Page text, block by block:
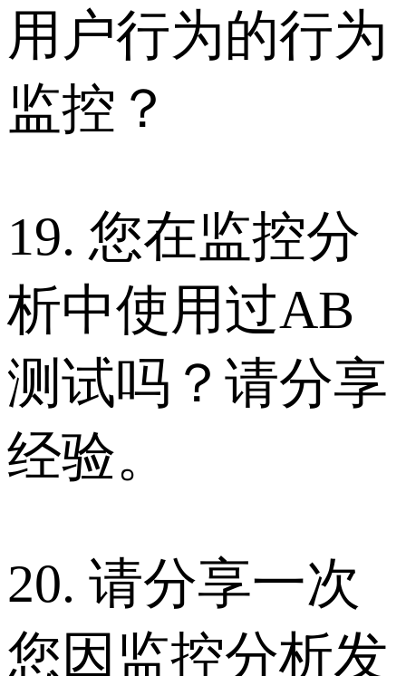
用户行为的行为
监控？
19. 您在监控分
析中使用过AB
测试吗？请分享
经验。
20. 请分享一次
您因监控分析发